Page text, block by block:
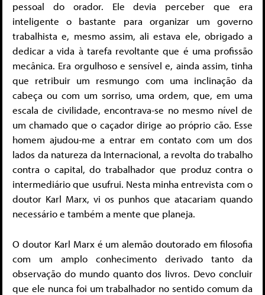
pessoal do orador. Ele devia perceber que era
inteligente o bastante para organizar um governo
trabalhista e, mesmo assim, ali estava ele, obrigado a
dedicar a vida à tarefa revoltante que é uma profissão
mecânica. Era orgulhoso e sensível e, ainda assim, tinha
que retribuir um resmungo com uma inclinação da
cabeça ou com um sorriso, uma ordem, que, em uma
escala de civilidade, encontrava-se no mesmo nível de
um chamado que o caçador dirige ao próprio cão. Esse
homem ajudou-me a entrar em contato com um dos
lados da natureza da Internacional, a revolta do trabalho
contra o capital, do trabalhador que produz contra o
intermediário que usufrui. Nesta minha entrevista com o
doutor Karl Marx, vi os punhos que atacariam quando
necessário e também a mente que planeja.
O doutor Karl Marx é um alemão doutorado em filosofia
com um amplo conhecimento derivado tanto da
observação do mundo quanto dos livros. Devo concluir
que ele nunca foi um trabalhador no sentido comum da